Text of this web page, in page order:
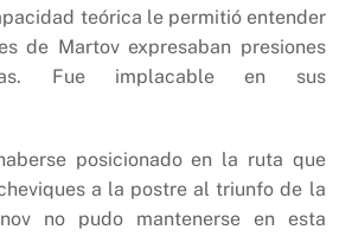
teórica le permitió entender
de Martov expresaban presiones
Fue implacable en sus
posicionado en la ruta que
a la postre al triunfo de la
no pudo mantenerse en esta